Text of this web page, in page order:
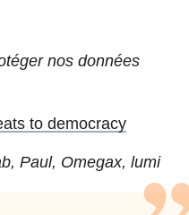
nos données
to democracy
, Paul, Omegax, lumi